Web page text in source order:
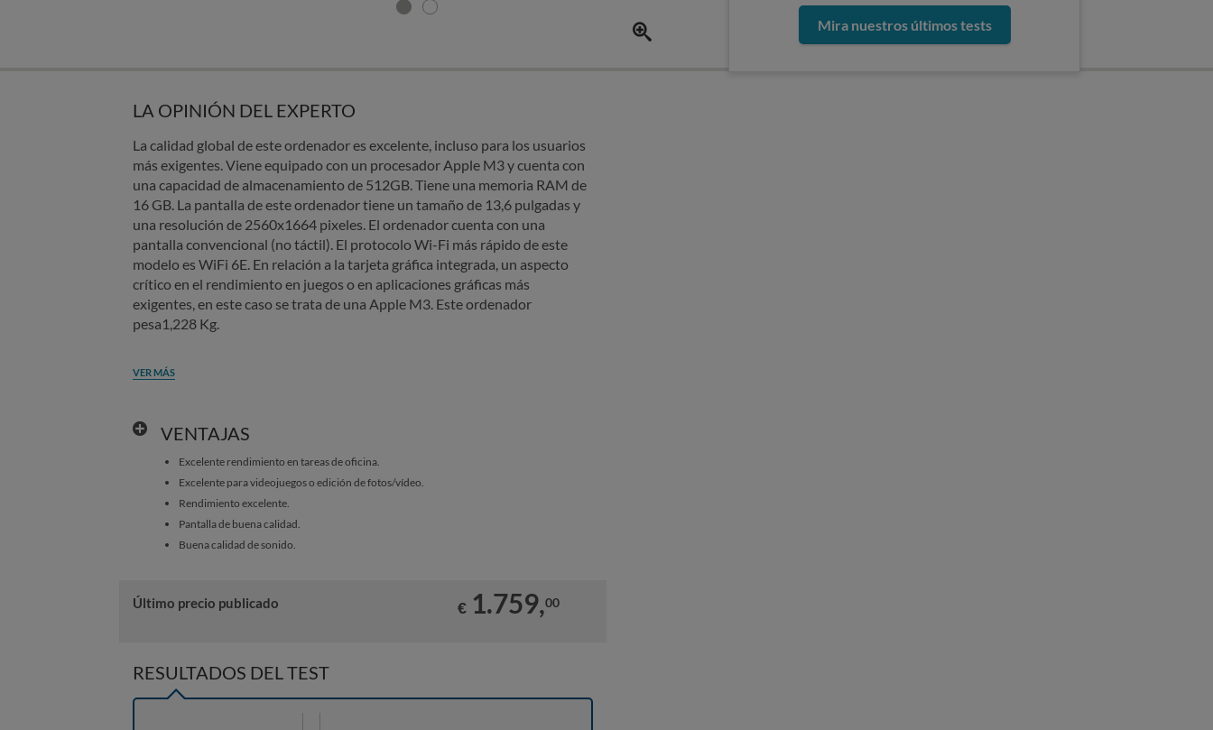
Mira nuestros últimos tests
LA OPINIÓN DEL EXPERTO
La calidad global de este ordenador es excelente, incluso para los usuarios
más exigentes. Viene equipado con un procesador Apple M3 y cuenta con
una capacidad de almacenamiento de 512GB. Tiene una memoria RAM de
16 GB. La pantalla de este ordenador tiene un tamaño de 13,6 pulgadas y
una resolución de 2560x1664 pixeles. El ordenador cuenta con una
pantalla convencional (no táctil). El protocolo Wi-Fi más rápido de este
modelo es WiFi 6E. En relación a la tarjeta gráfica integrada, un aspecto
crítico en el rendimiento en juegos o en aplicaciones gráficas más
exigentes, en este caso se trata de una Apple M3. Este ordenador
pesa1,228 Kg.
VER MÁS
VENTAJAS
Excelente rendimiento en tareas de oficina.
Excelente para videojuegos o edición de fotos/vídeo.
Rendimiento excelente.
Pantalla de buena calidad.
Buena calidad de sonido.
Último precio publicado € 1.759,00
RESULTADOS DEL TEST